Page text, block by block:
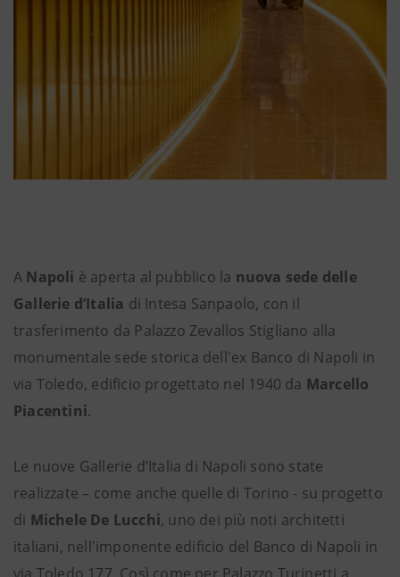
A Napoli è aperta al pubblico la nuova sede delle
Gallerie d’Italia di Intesa Sanpaolo, con il
trasferimento da Palazzo Zevallos Stigliano alla
monumentale sede storica dell'ex Banco di Napoli in
via Toledo, edificio progettato nel 1940 da Marcello
Piacentini.
Le nuove Gallerie d’Italia di Napoli sono state
realizzate – come anche quelle di Torino - su progetto
di Michele De Lucchi, uno dei più noti architetti
italiani, nell'imponente edificio del Banco di Napoli in